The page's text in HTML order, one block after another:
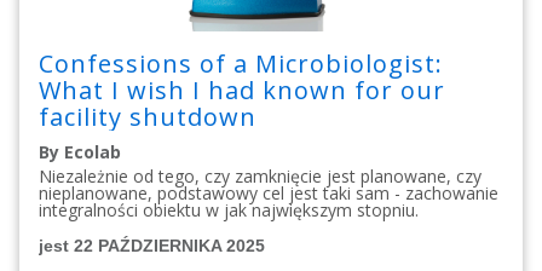
Confessions of a Microbiologist:
What I wish I had known for our
facility shutdown
By Ecolab
Niezależnie od tego, czy zamknięcie jest planowane, czy
nieplanowane, podstawowy cel jest taki sam - zachowanie
integralności obiektu w jak największym stopniu.
jest 22 PAŹDZIERNIKA 2025